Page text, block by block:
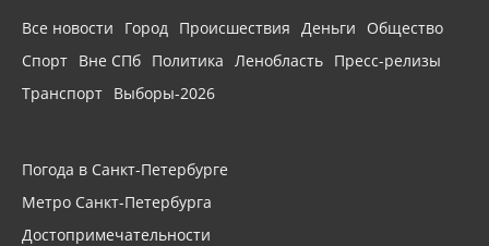
Все новости Город Происшествия Деньги
Общество
Спорт Вне СПб Политика Ленобласть Пресс-релизы
Транспорт Выборы-2026
Погода в Санкт-Петербурге
Метро Санкт-Петербурга
Достопримечательности